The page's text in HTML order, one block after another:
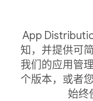
App
知，并提供可
我们的应用管
个版本，或者
始终